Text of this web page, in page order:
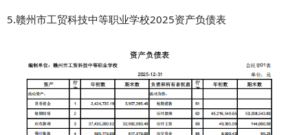
5.赣州市工贸科技中等职业学校2025资产负债表